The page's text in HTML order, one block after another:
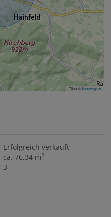
Tiles ©basemap.at
Erfolgreich verkauft
ca. 76,34 m2
3